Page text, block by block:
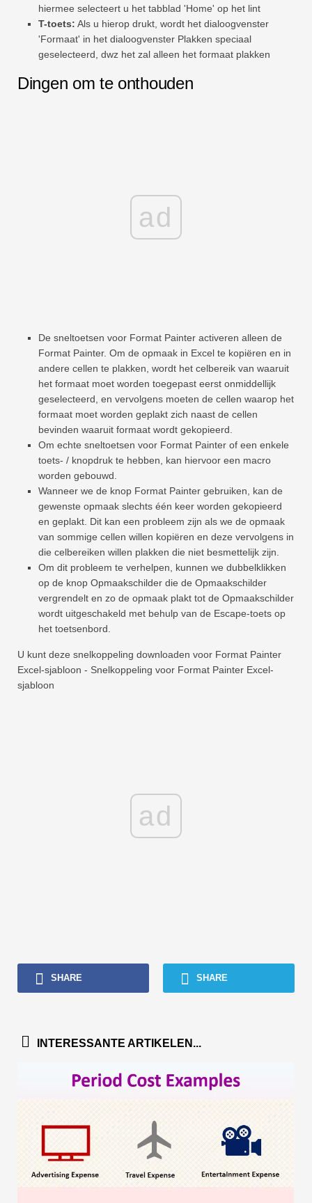
hiermee selecteert u het tabblad 'Home' op het lint
T-toets: Als u hierop drukt, wordt het dialoogvenster
'Formaat' in het dialoogvenster Plakken speciaal
geselecteerd, dwz het zal alleen het formaat plakken
Dingen om te onthouden
ad
De sneltoetsen voor Format Painter activeren alleen de
Format Painter. Om de opmaak in Excel te kopiëren en in
andere cellen te plakken, wordt het celbereik van waaruit
het formaat moet worden toegepast eerst onmiddellijk
geselecteerd, en vervolgens moeten de cellen waarop het
formaat moet worden geplakt zich naast de cellen
bevinden waaruit formaat wordt gekopieerd.
Om echte sneltoetsen voor Format Painter of een enkele
toets- / knopdruk te hebben, kan hiervoor een macro
worden gebouwd.
Wanneer we de knop Format Painter gebruiken, kan de
gewenste opmaak slechts één keer worden gekopieerd
en geplakt. Dit kan een probleem zijn als we de opmaak
van sommige cellen willen kopiëren en deze vervolgens in
die celbereiken willen plakken die niet besmettelijk zijn.
Om dit probleem te verhelpen, kunnen we dubbelklikken
op de knop Opmaakschilder die de Opmaakschilder
vergrendelt en zo de opmaak plakt tot de Opmaakschilder
wordt uitgeschakeld met behulp van de Escape-toets op
het toetsenbord.
U kunt deze snelkoppeling downloaden voor Format Painter
Excel-sjabloon - Snelkoppeling voor Format Painter Excel-
sjabloon
ad
SHARE SHARE
INTERESSANTE ARTIKELEN...